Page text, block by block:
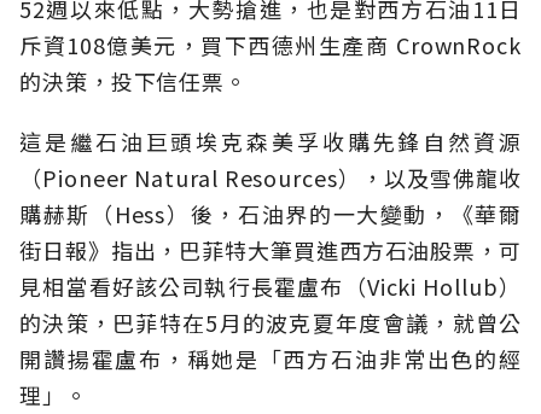
52週以來低點，大勢搶進，也是對西方石油11日
斥資108億美元，買下西德州生產商 CrownRock
的決策，投下信任票。
這是繼石油巨頭埃克森美孚收購先鋒自然資源
（Pioneer Natural Resources），以及雪佛龍收
購赫斯（Hess）後，石油界的一大變動，《華爾
街日報》指出，巴菲特大筆買進西方石油股票，可
見相當看好該公司執行長霍盧布（Vicki Hollub）
的決策，巴菲特在5月的波克夏年度會議，就曾公
開讚揚霍盧布，稱她是「西方石油非常出色的經
理」。